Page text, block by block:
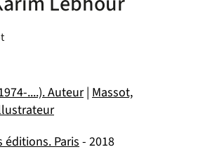
....). Auteur| Massot,
éditions. Paris- 2018